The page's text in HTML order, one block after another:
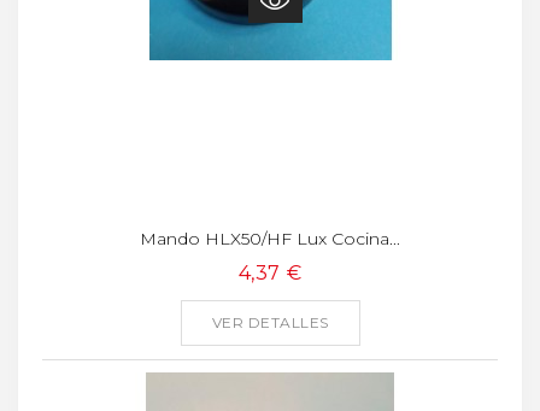
Mando HLX50/HF Lux Cocina...
4,37 €
VER DETALLES